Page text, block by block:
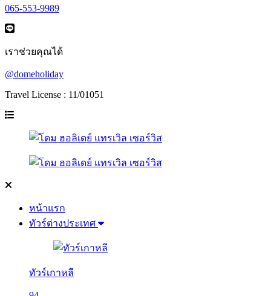
065-553-9989
เราช่วยคุณได้
@domeholiday
Travel License : 11/01051
หน้าแรก
ทัวร์ต่างประเทศ
ทัวร์เกาหลี